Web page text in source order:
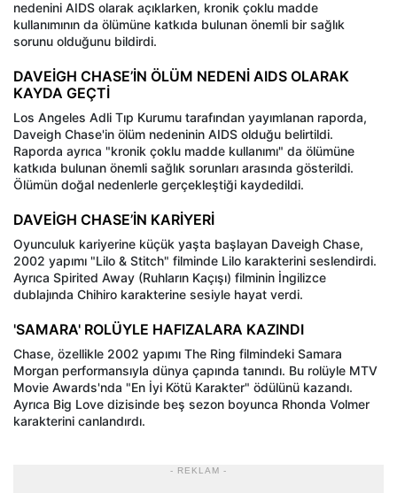
nedenini AIDS olarak açıklarken, kronik çoklu madde
kullanımının da ölümüne katkıda bulunan önemli bir sağlık
sorunu olduğunu bildirdi.
DAVEİGH CHASE’İN ÖLÜM NEDENİ AIDS OLARAK
KAYDA GEÇTİ
Los Angeles Adli Tıp Kurumu tarafından yayımlanan raporda,
Daveigh Chase'in ölüm nedeninin AIDS olduğu belirtildi.
Raporda ayrıca "kronik çoklu madde kullanımı" da ölümüne
katkıda bulunan önemli sağlık sorunları arasında gösterildi.
Ölümün doğal nedenlerle gerçekleştiği kaydedildi.
DAVEİGH CHASE’İN KARİYERİ
Oyunculuk kariyerine küçük yaşta başlayan Daveigh Chase,
2002 yapımı "Lilo & Stitch" filminde Lilo karakterini seslendirdi.
Ayrıca Spirited Away (Ruhların Kaçışı) filminin İngilizce
dublajında Chihiro karakterine sesiyle hayat verdi.
'SAMARA' ROLÜYLE HAFIZALARA KAZINDI
Chase, özellikle 2002 yapımı The Ring filmindeki Samara
Morgan performansıyla dünya çapında tanındı. Bu rolüyle MTV
Movie Awards'nda "En İyi Kötü Karakter" ödülünü kazandı.
Ayrıca Big Love dizisinde beş sezon boyunca Rhonda Volmer
karakterini canlandırdı.
- REKLAM -